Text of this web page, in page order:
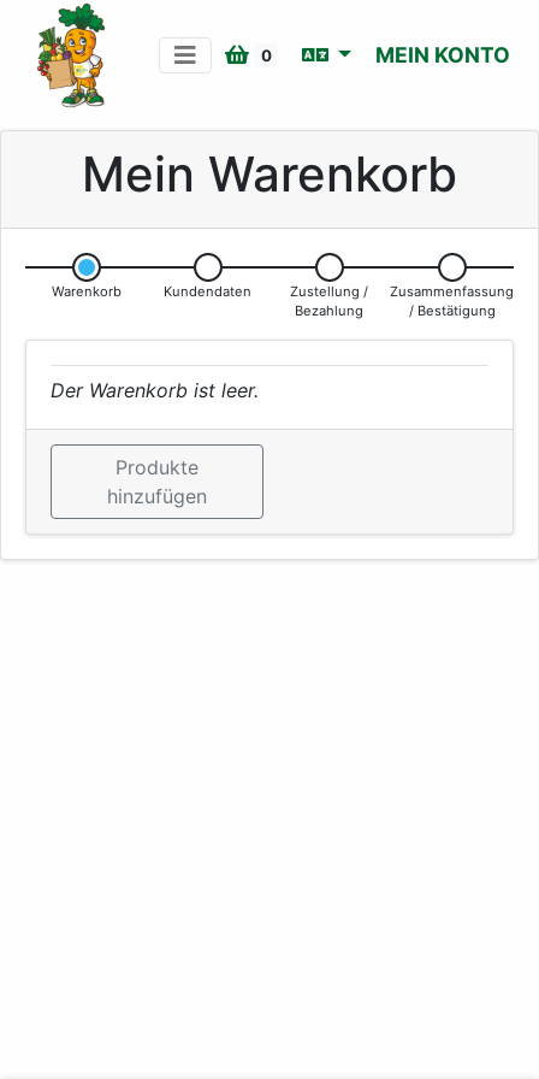
0 MEIN KONTO
Mein Warenkorb
Warenkorb Kundendaten
Zustellung /
Bezahlung
Zusammenfassung
/ Bestätigung
Der Warenkorb ist leer.
Produkte
hinzufügen